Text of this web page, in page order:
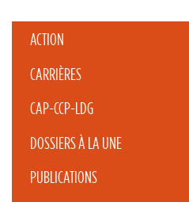
ACTION
CARRIÈRES
CAP-CCP-LDG
DOSSIERS À LA UNE
PUBLICATIONS